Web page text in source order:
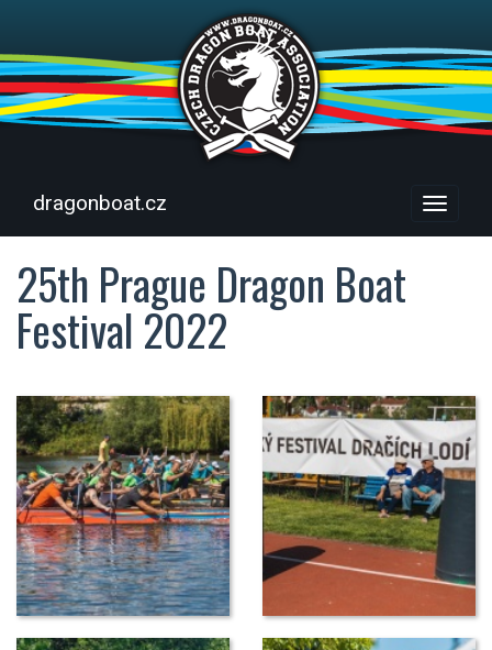
Menu
dragonboat.cz
25th Prague Dragon Boat
Festival 2022